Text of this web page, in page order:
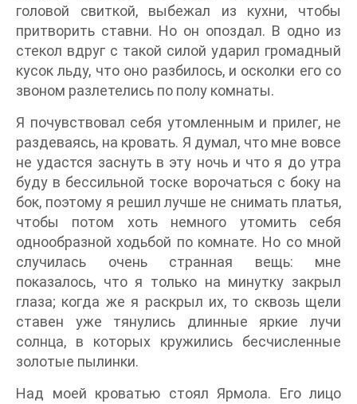
головой свиткой, выбежал из кухни, чтобы
притворить ставни. Но он опоздал. В одно из
стекол вдруг с такой силой ударил громадный
кусок льду, что оно разбилось, и осколки его со
звоном разлетелись по полу комнаты.
Я почувствовал себя утомленным и прилег, не
раздеваясь, на кровать. Я думал, что мне вовсе
не удастся заснуть в эту ночь и что я до утра
буду в бессильной тоске ворочаться с боку на
бок, поэтому я решил лучше не снимать платья,
чтобы потом хоть немного утомить себя
однообразной ходьбой по комнате. Но со мной
случилась очень странная вещь: мне
показалось, что я только на минутку закрыл
глаза; когда же я раскрыл их, то сквозь щели
ставен уже тянулись длинные яркие лучи
солнца, в которых кружились бесчисленные
золотые пылинки.
Над моей кроватью стоял Ярмола. Его лицо